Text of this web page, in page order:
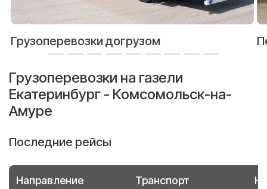
Грузоперевозки догрузом
Грузоперевозки на газели
Екатеринбург - Комсомольск-на-
Амуре
Последние рейсы
Направление Транспорт